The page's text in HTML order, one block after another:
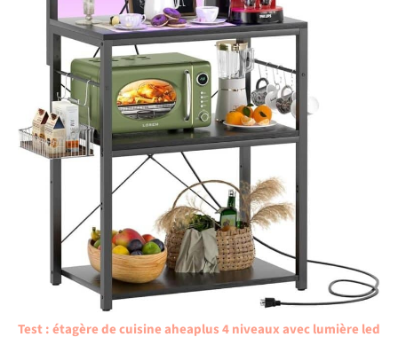
Test : étagère de cuisine aheaplus 4 niveaux avec lumière led